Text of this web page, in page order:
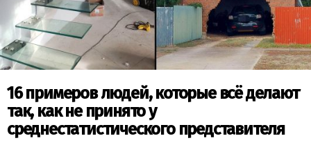
16 примеров людей, которые всё делают
так, как не принято у
среднестатистического представителя